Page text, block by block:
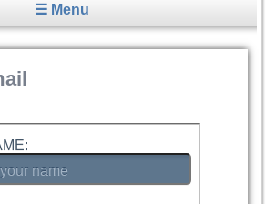
☰ Menu